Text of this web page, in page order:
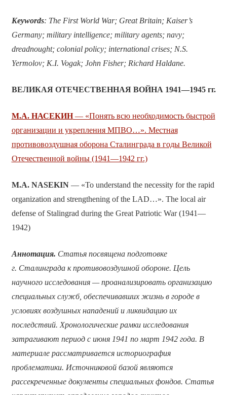
Keywords: The First World War; Great Britain; Kaiser’s
Germany; military intelligence; military agents; navy;
dreadnought; colonial policy; international crises; N.S.
Yermolov; K.I. Vogak; John Fisher; Richard Haldane.
ВЕЛИКАЯ ОТЕЧЕСТВЕННАЯ ВОЙНА 1941—1945 гг.
М.А. НАСЕКИН— «Понять всю необходимость быстрой
организации и укрепления МПВО…». Местная
противовоздушная оборона Сталинграда в годы Великой
Отечественной войны (1941—1942 гг.)
M.A. NASEKIN— «To understand the necessity for the rapid
organization and strengthening of the LAD…». The local air
defense of Stalingrad during the Great Patriotic War (1941—
1942)
Аннотация. Статья посвящена подготовке
г. Сталинграда к противовоздушной обороне. Цель
научного исследования — проанализировать организацию
специальных служб, обеспечивавших жизнь в городе в
условиях воздушных нападений и ликвидацию их
последствий. Хронологические рамки исследования
затрагивают период с июня 1941 по март 1942 года. В
материале рассматривается историография
проблематики. Источниковой базой являются
рассекреченные документы специальных фондов. Статья